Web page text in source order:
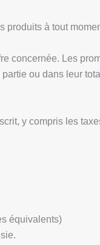
à tout
concernée. Les
ou dans leur
y compris les
équivalents)